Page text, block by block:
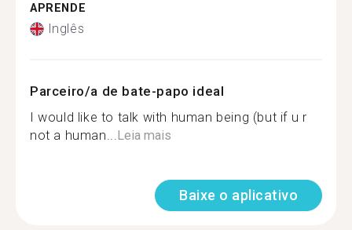
APRENDE
Inglês
Parceiro/a de bate-papo ideal
I would like to talk with human being (but if u r
not a human...Leia mais
Baixe o aplicativo